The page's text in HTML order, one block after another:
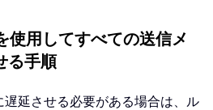
用してすべての送信メ
る手順
延させる必要がある場合は、ル